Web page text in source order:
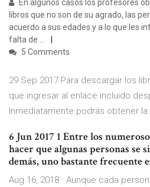
En algunos casos los profesores
libros que no son de su agrado, las
acuerdo a sus edades y a lo que les
falta de …
5 Comments
29 Sep 2017 Para descargar los
que ingresar al enlace incluido
Inmediatamente podrás obtener la
6 Jun 2017 1 Entre los
hacer que algunas personas se
demás, uno bastante frecuente
Aug 16, 2018 · Aunque cada